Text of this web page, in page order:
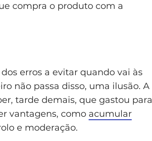
compra o produto com a
erros a evitar quando vai às
não passa disso, uma ilusão. A
tarde demais, que gastou para
vantagens, como acumular
e moderação.